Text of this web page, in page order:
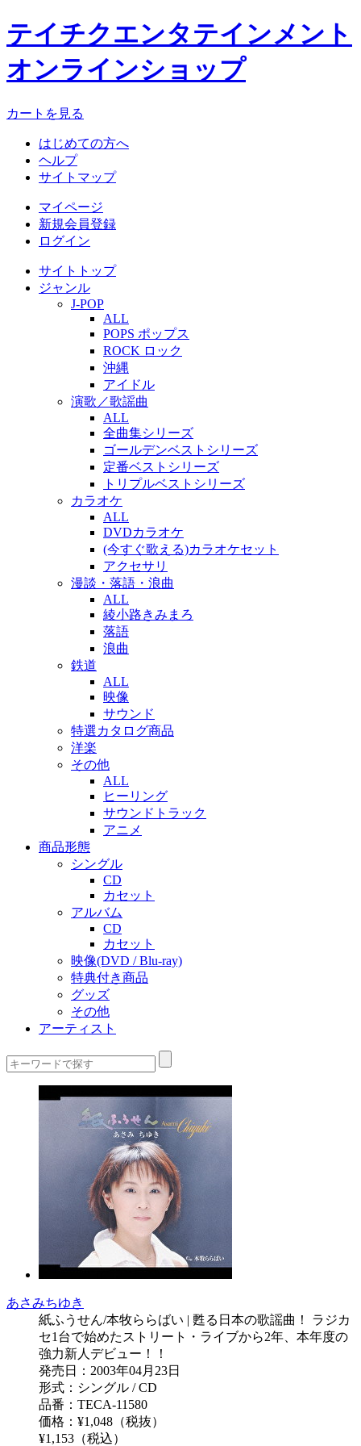
テイチクエンタテインメント
オンラインショップ
カートを見る
はじめての方へ
ヘルプ
サイトマップ
マイページ
新規会員登録
ログイン
サイトトップ
ジャンル
J-POP
ALL
POPS ポップス
ROCK ロック
沖縄
アイドル
演歌／歌謡曲
ALL
全曲集シリーズ
ゴールデンベストシリーズ
定番ベストシリーズ
トリプルベストシリーズ
カラオケ
ALL
DVDカラオケ
(今すぐ歌える)カラオケセット
アクセサリ
漫談・落語・浪曲
ALL
綾小路きみまろ
落語
浪曲
鉄道
ALL
映像
サウンド
特選カタログ商品
洋楽
その他
ALL
ヒーリング
サウンドトラック
アニメ
商品形態
シングル
CD
カセット
アルバム
CD
カセット
映像(DVD / Blu-ray)
特典付き商品
グッズ
その他
アーティスト
あさみちゆき
紙ふうせん/本牧ららばい | 甦る日本の歌謡曲！ ラジカ
セ1台で始めたストリート・ライブから2年、本年度の
強力新人デビュー！！
発売日：2003年04月23日
形式：シングル / CD
品番：TECA-11580
価格：¥1,048（税抜）
¥1,153（税込）